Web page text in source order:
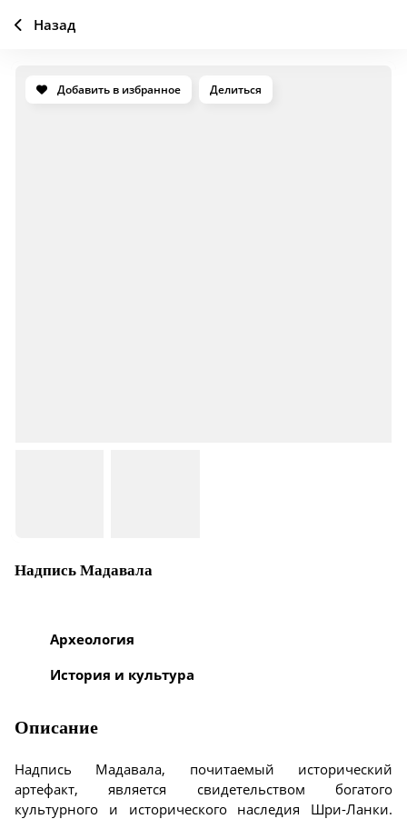
Добавить в избранное Делиться
Надпись Мадавала
Археология
История и культура
Описание
Надпись Мадавала, почитаемый исторический
артефакт, является свидетельством богатого
культурного и исторического наследия Шри-Ланки.
Назад